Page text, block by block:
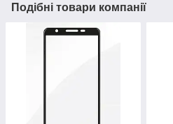
Подібні товари компанії